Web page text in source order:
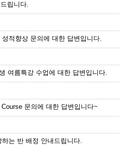
립니다.
적향상 문의에 대한 답변입니다.
여름특강 수업에 대한 답변입니다.
문의에 대한 답변입니다~
는 반 배정 안내드립니다.